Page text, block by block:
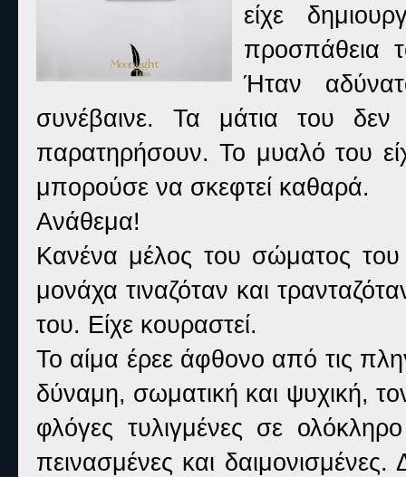
είχε
προσπάθεια
Ήταν
συνέβαινε. Τα μάτια του δεν
παρατηρήσουν. Το μυαλό του
μπορούσε να σκεφτεί καθαρά.
Ανάθεμα!
Κανένα μέλος του σώματος
μονάχα τιναζόταν και
του. Είχε κουραστεί.
Το αίμα έρεε άφθονο από τις
δύναμη, σωματική και ψυχική,
φλόγες τυλιγμένες σε
πεινασμένες και